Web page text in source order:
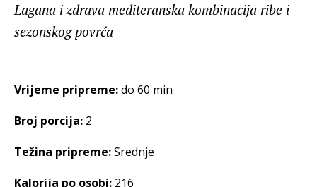
Lagana i zdrava mediteranska kombinacija ribe i
sezonskog povrća
Vrijeme pripreme:do 60 min
Broj porcija: 2
Težina pripreme:Srednje
Kalorija po osobi: 216